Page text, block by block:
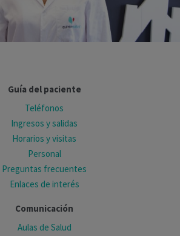
Guía del paciente
Teléfonos
Ingresos y salidas
Horarios y visitas
Personal
Preguntas frecuentes
Enlaces de interés
Comunicación
Aulas de Salud